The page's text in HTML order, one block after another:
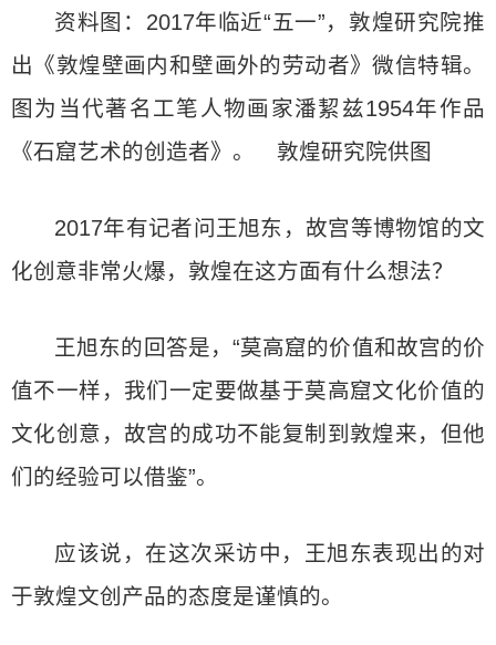
资料图：2017年临近“五一”，敦煌研究院推
出《敦煌壁画内和壁画外的劳动者》微信特辑。
图为当代著名工笔人物画家潘絜兹1954年作品
《石窟艺术的创造者》。 敦煌研究院供图
2017年有记者问王旭东，故宫等博物馆的文
化创意非常火爆，敦煌在这方面有什么想法？
王旭东的回答是，“莫高窟的价值和故宫的价
值不一样，我们一定要做基于莫高窟文化价值的
文化创意，故宫的成功不能复制到敦煌来，但他
们的经验可以借鉴”。
应该说，在这次采访中，王旭东表现出的对
于敦煌文创产品的态度是谨慎的。